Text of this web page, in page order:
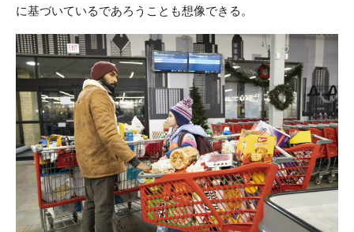
に基づいているであろうことも想像できる。